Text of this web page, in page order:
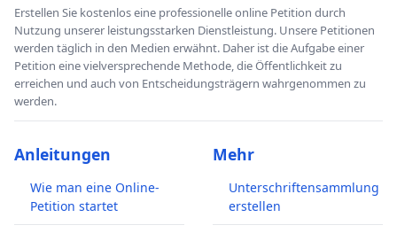
Erstellen Sie kostenlos eine professionelle online Petition durch
Nutzung unserer leistungsstarken Dienstleistung. Unsere Petitionen
werden täglich in den Medien erwähnt. Daher ist die Aufgabe einer
Petition eine vielversprechende Methode, die Öffentlichkeit zu
erreichen und auch von Entscheidungsträgern wahrgenommen zu
werden.
Anleitungen
Wie man eine Online-
Petition startet
Mehr
Unterschriftensammlung
erstellen